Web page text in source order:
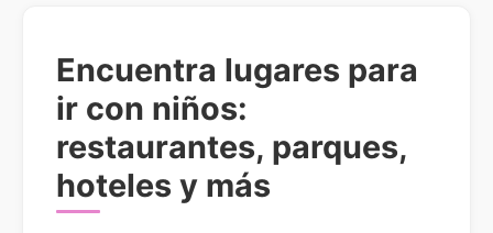
Encuentra lugares para
ir con niños:
restaurantes, parques,
hoteles y más